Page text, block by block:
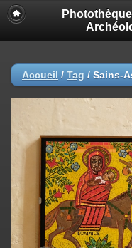
Accueil / Tag / Sains-